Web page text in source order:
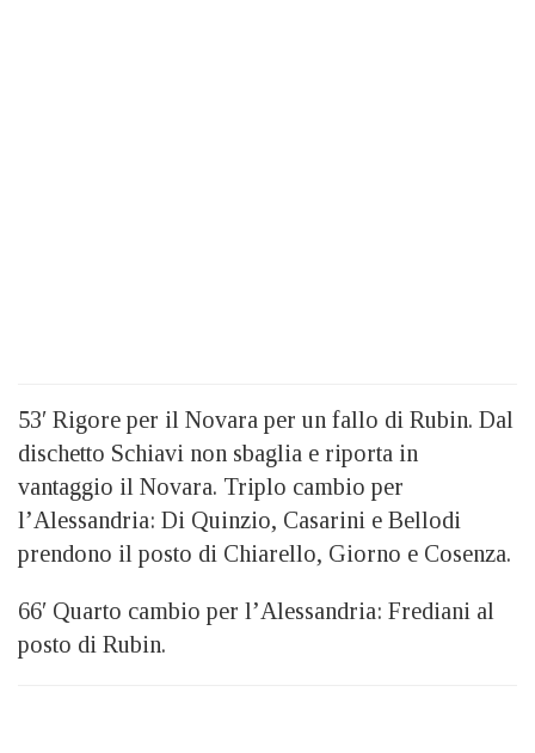
53′ Rigore per il Novara per un fallo di Rubin. Dal
dischetto Schiavi non sbaglia e riporta in
vantaggio il Novara. Triplo cambio per
l’Alessandria: Di Quinzio, Casarini e Bellodi
prendono il posto di Chiarello, Giorno e Cosenza.
66′ Quarto cambio per l’Alessandria: Frediani al
posto di Rubin.